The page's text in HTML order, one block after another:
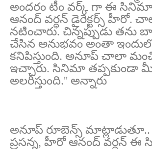
అందరం టీం వర్క్ గా ఈ
ఆనంద్ వర్ధన్ డైరెక్టర్స్ హీరో.
నటించారు. చిన్నప్పుడు తను
చేసిన అనుభవం అంతా
కనిపిస్తుంది. అనూప్ చాలా
ఇచ్చారు. సినిమా తప్పకుండా
అలరిస్తుంది.'' అన్నారు
అనూప్ రూబెన్స్ మాట్లాడుతూ..
ప్రసన్న, హీరో ఆనంద్ వర్ధన్